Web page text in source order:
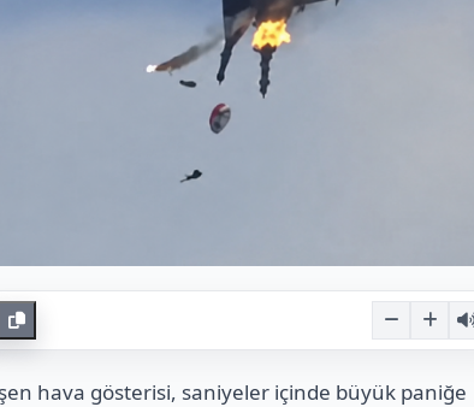
hava gösterisi, saniyeler içinde büyük paniğe